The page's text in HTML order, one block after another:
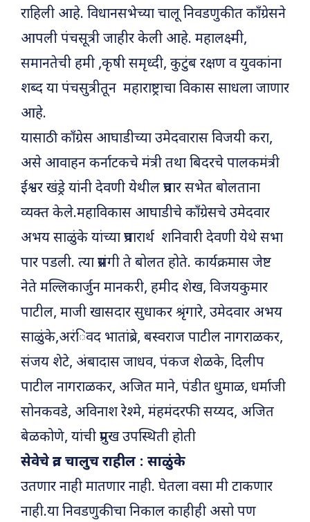
राहिली आहे. विधानसभेच्या चालू निवडणुकीत काँग्रेसने
आपली पंचसूत्री जाहीर केली आहे. महालक्ष्मी,
समानतेची हमी ,कृषी समृध्दी, कुटुंब रक्षण व युवकांना
शब्द या पंचसुत्रीतून महाराष्ट्राचा विकास साधला जाणार
आहे.
यासाठी काँग्रेस आघाडीच्या उमेदवारास विजयी करा,
असे आवाहन कर्नाटकचे मंत्री तथा बिदरचे पालकमंत्री
ईश्वर खंड्रे यांनी देवणी येथील प्रचार सभेत बोलताना
व्यक्त केले.महाविकास आघाडीचे काँग्रेसचे उमेदवार
अभय साळुंके यांच्या प्रचारार्थ शनिवारी देवणी येथे सभा
पार पडली. त्या प्रसंगी ते बोलत होते. कार्यक्रमास जेष्ट
नेते मल्लिकार्जुन मानकरी, हमीद शेख, विजयकुमार
पाटील, माजी खासदार सुधाकर श्रृंगारे, उमेदवार अभय
साळुंके,अरंिवद भातांब्रे, बस्वराज पाटील नागराळकर,
संजय शेटे, अंबादास जाधव, पंकज शेळके, दिलीप
पाटील नागराळकर, अजित माने, पंडीत धुमाळ, धर्माजी
सोनकवडे, अविनाश रेश्मे, मंहमंदरफी सय्यद, अजित
बेळकोणे, यांची प्रमुख उपस्थिती होती
सेवेचे व्रत चालुच राहील : साळुंके
उतणार नाही मातणार नाही. घेतला वसा मी टाकणार
नाही.या निवडणुकीचा निकाल काहीही असो पण